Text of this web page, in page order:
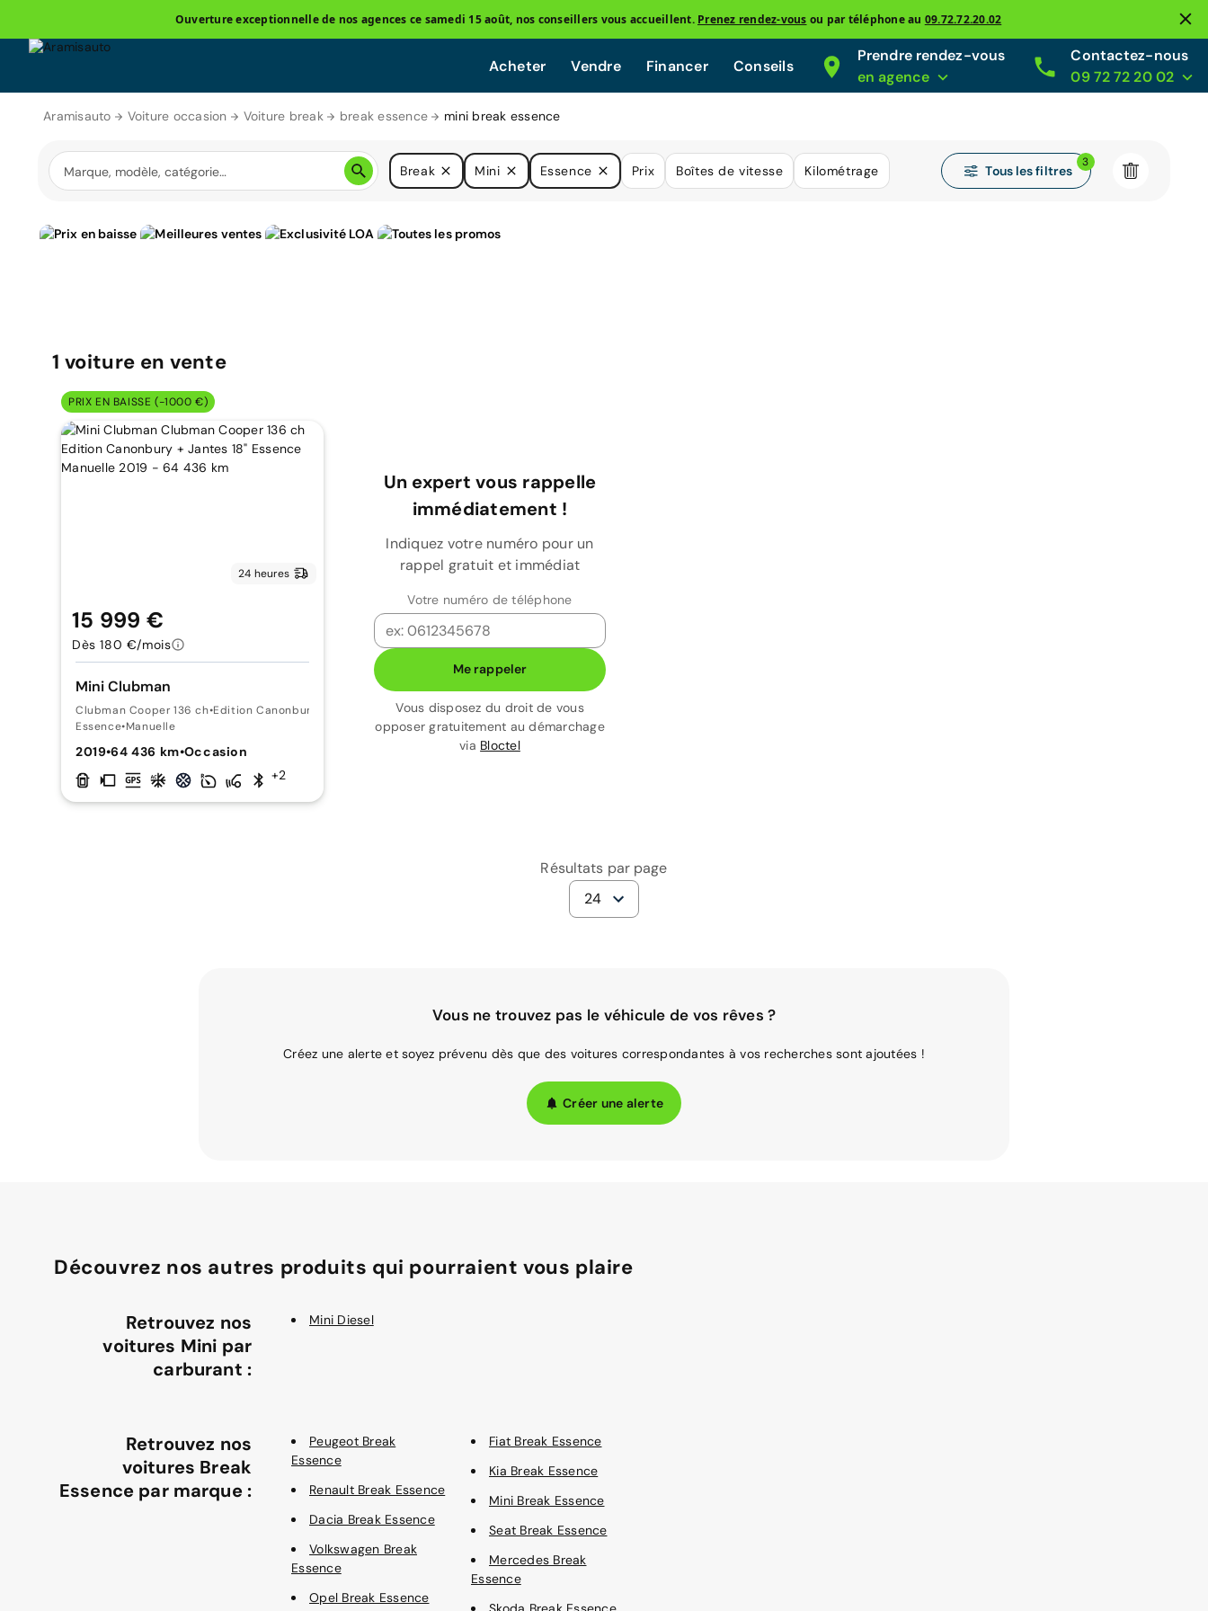
Ouverture exceptionnelle de nos agences ce samedi 15 août, nos conseillers vous accueillent. Prenez rendez-vous ou par téléphone au 09.72.72.20.02
Acheter Vendre Financer Conseils
Prendre rendez-vous
en agence
Contactez-nous
09 72 72 20 02
Aramisauto Voiture occasion Voiture break break essence mini break essence
Break Mini Essence Prix Boîtes de vitesse Kilométrage Tous les filtres
3
1 voiture en vente
PRIX EN BAISSE (-1000 €)
24 heures
Mini Clubman
Clubman Cooper 136 ch•Edition Canonbury + Jantes 18"
Essence•Manuelle
2019•64 436 km•Occasion
+2
15 999 €
Dès 180 €/mois
Un expert vous rappelle
immédiatement !
Indiquez votre numéro pour un
rappel gratuit et immédiat
Votre numéro de téléphone
Me rappeler
Vous disposez du droit de vous
opposer gratuitement au démarchage
via Bloctel
Résultats par page
24
Vous ne trouvez pas le véhicule de vos rêves ?
Créez une alerte et soyez prévenu dès que des voitures correspondantes à vos recherches sont ajoutées !
Créer une alerte
Découvrez nos autres produits qui pourraient vous plaire
Retrouvez nos
voitures Mini par
carburant :
Mini Diesel
Retrouvez nos
voitures Break
Essence par marque :
Peugeot Break
Essence
Renault Break Essence
Dacia Break Essence
Volkswagen Break
Essence
Opel Break Essence
Fiat Break Essence
Kia Break Essence
Mini Break Essence
Seat Break Essence
Mercedes Break
Essence